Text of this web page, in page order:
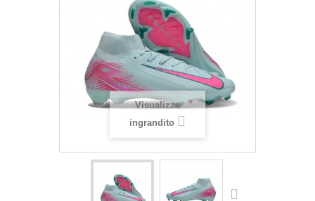
Visualizza
ingrandito